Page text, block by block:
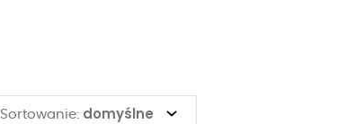
Sortowanie: domyślne